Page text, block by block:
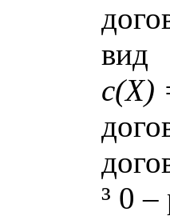
вид
c(X)
³ 0 –